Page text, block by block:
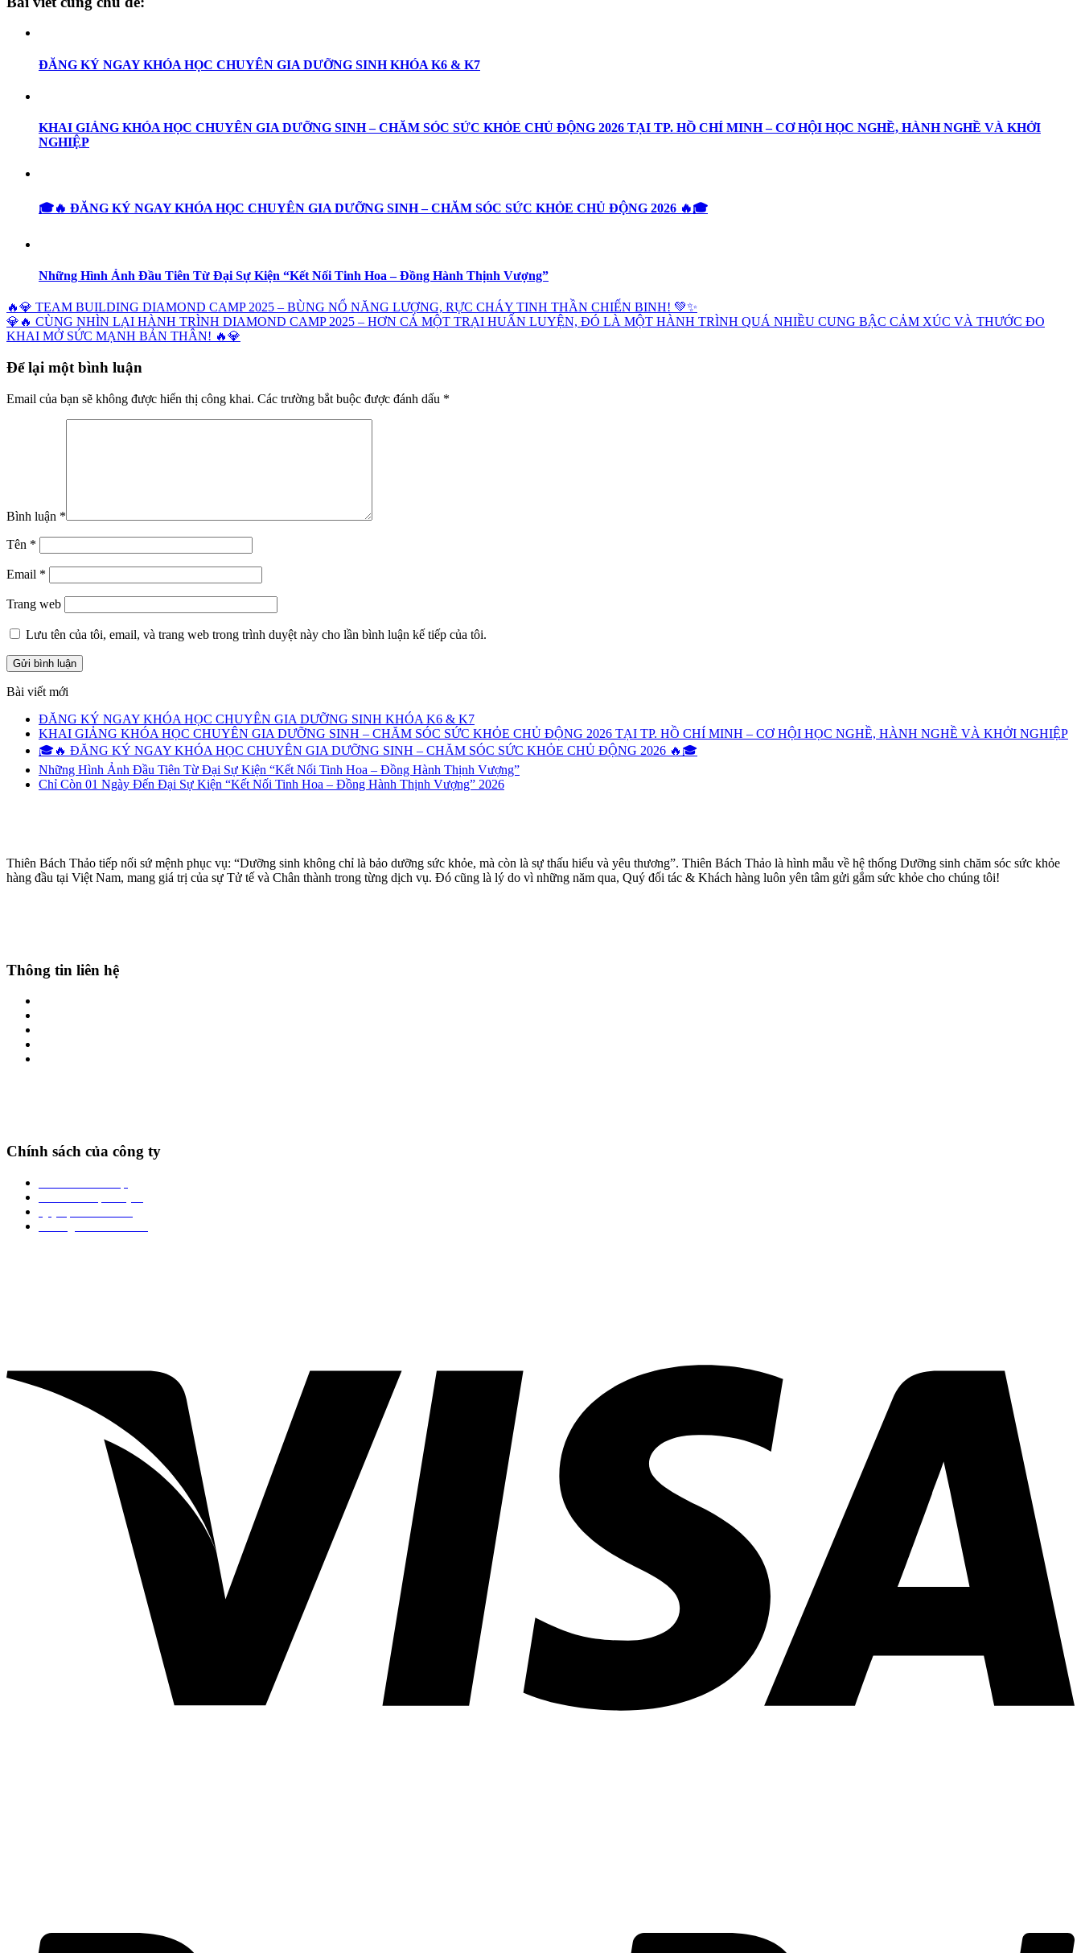
ĐĂNG KÝ NGAY KHÓA HỌC CHUYÊN GIA DƯỠNG SINH KHÓA K6 & K7
KHAI GIẢNG KHÓA HỌC CHUYÊN GIA DƯỠNG SINH – CHĂM SÓC SỨC KHỎE CHỦ ĐỘNG 2026 TẠI TP. HỒ CHÍ MINH – CƠ HỘI HỌC NGHỀ, HÀNH NGHỀ VÀ KHỞI
NGHIỆP
🎓🔥 ĐĂNG KÝ NGAY KHÓA HỌC CHUYÊN GIA DƯỠNG SINH – CHĂM SÓC SỨC KHỎE CHỦ ĐỘNG 2026 🔥🎓
Những Hình Ảnh Đầu Tiên Từ Đại Sự Kiện “Kết Nối Tinh Hoa – Đồng Hành Thịnh Vượng”
🔥💎 TEAM BUILDING DIAMOND CAMP 2025 – BÙNG NỔ NĂNG LƯỢNG, RỰC CHÁY TINH THẦN CHIẾN BINH! 💚✨
💎🔥 CÙNG NHÌN LẠI HÀNH TRÌNH DIAMOND CAMP 2025 – HƠN CẢ MỘT TRẠI HUẤN LUYỆN, ĐÓ LÀ MỘT HÀNH TRÌNH QUÁ NHIỀU CUNG BẬC CẢM XÚC VÀ THƯỚC ĐO
KHAI MỞ SỨC MẠNH BẢN THÂN! 🔥💎
Để lại một bình luận
Email của bạn sẽ không được hiển thị công khai. Các trường bắt buộc được đánh dấu *
Bình luận *
Tên *
Email *
Trang web
Lưu tên của tôi, email, và trang web trong trình duyệt này cho lần bình luận kế tiếp của tôi.
Bài viết mới
ĐĂNG KÝ NGAY KHÓA HỌC CHUYÊN GIA DƯỠNG SINH KHÓA K6 & K7
KHAI GIẢNG KHÓA HỌC CHUYÊN GIA DƯỠNG SINH – CHĂM SÓC SỨC KHỎE CHỦ ĐỘNG 2026 TẠI TP. HỒ CHÍ MINH – CƠ HỘI HỌC NGHỀ, HÀNH NGHỀ VÀ KHỞI NGHIỆP
🎓🔥 ĐĂNG KÝ NGAY KHÓA HỌC CHUYÊN GIA DƯỠNG SINH – CHĂM SÓC SỨC KHỎE CHỦ ĐỘNG 2026 🔥🎓
Những Hình Ảnh Đầu Tiên Từ Đại Sự Kiện “Kết Nối Tinh Hoa – Đồng Hành Thịnh Vượng”
Chỉ Còn 01 Ngày Đến Đại Sự Kiện “Kết Nối Tinh Hoa – Đồng Hành Thịnh Vượng” 2026
Thiên Bách Thảo tiếp nối sứ mệnh phục vụ: “Dưỡng sinh không chỉ là bảo dưỡng sức khỏe, mà còn là sự thấu hiểu và yêu thương”. Thiên Bách Thảo là hình mẫu về hệ thống Dưỡng sinh chăm sóc sức khỏe
hàng đầu tại Việt Nam, mang giá trị của sự Tử tế và Chân thành trong từng dịch vụ. Đó cũng là lý do vì những năm qua, Quý đối tác & Khách hàng luôn yên tâm gửi gắm sức khỏe cho chúng tôi!
Thông tin liên hệ
Chính sách của công ty